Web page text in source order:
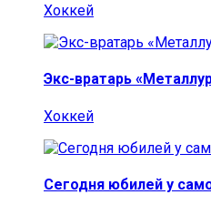
Хоккей
Экс-вратарь
Хоккей
Сегодня юбилей у